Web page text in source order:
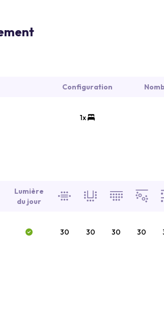
Configuration
1x
Lumière
du jour
30 30 30 30